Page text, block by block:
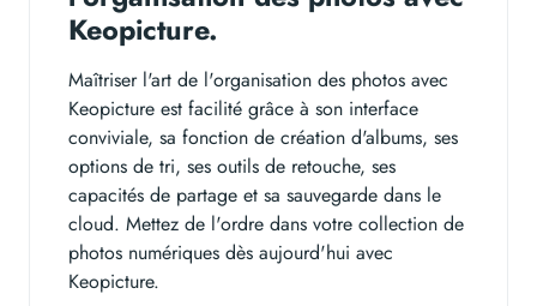
Keopicture.
Maîtriser l'art de l'organisation des photos avec
Keopicture est facilité grâce à son interface
conviviale, sa fonction de création d'albums, ses
options de tri, ses outils de retouche, ses
capacités de partage et sa sauvegarde dans le
cloud. Mettez de l'ordre dans votre collection de
photos numériques dès aujourd'hui avec
Keopicture.